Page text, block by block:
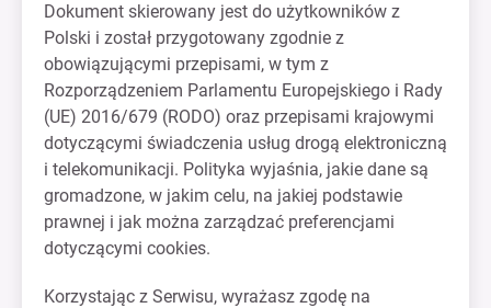
Dokument skierowany jest do użytkowników z
Polski i został przygotowany zgodnie z
obowiązującymi przepisami, w tym z
Rozporządzeniem Parlamentu Europejskiego i Rady
(UE) 2016/679 (RODO) oraz przepisami krajowymi
dotyczącymi świadczenia usług drogą elektroniczną
i telekomunikacji. Polityka wyjaśnia, jakie dane są
gromadzone, w jakim celu, na jakiej podstawie
prawnej i jak można zarządzać preferencjami
dotyczącymi cookies.
Korzystając z Serwisu, wyrażasz zgodę na